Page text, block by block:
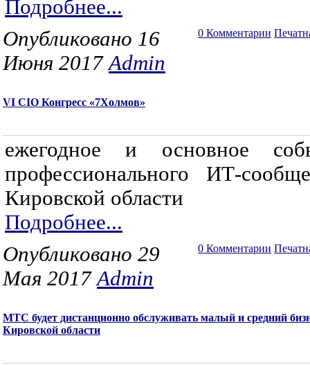
Подробнее...
0 Комментарии
Опубликовано 16
Июня 2017Admin
VI CIO Конгресс «7Холмов»
ежегодное и основное
профессионального ИТ-
Кировской области
Подробнее...
0 Комментарии
Опубликовано 29
Мая 2017Admin
МТС будет дистанционно обслуживать малый и средний
Кировской области